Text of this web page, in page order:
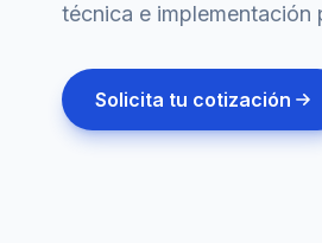
técnica e implementación
Solicita tu cotización